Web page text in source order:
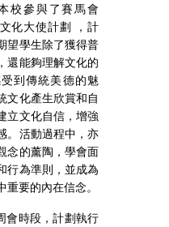
校參與了賽馬會
化大使計劃 ，計
望學生除了獲得普
還能夠理解文化的
到傳統美德的魅
文化產生欣賞和自
立文化自信，增強
。活動過程中，亦
念的薰陶，學會面
行為準則，並成為
要的內在信念。
會時段，計劃執行